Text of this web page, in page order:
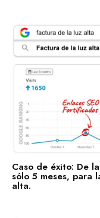
Caso de éxito: De
sólo 5 meses, para
alta.